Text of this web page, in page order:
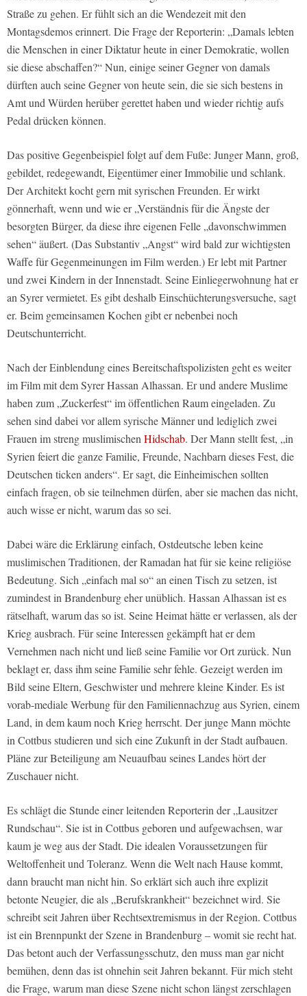
Straße zu gehen. Er fühlt sich an die Wendezeit mit den
Montagsdemos erinnert. Die Frage der Reporterin: „Damals lebten
die Menschen in einer Diktatur heute in einer Demokratie, wollen
sie diese abschaffen?“ Nun, einige seiner Gegner von damals
dürften auch seine Gegner von heute sein, die sie sich bestens in
Amt und Würden herüber gerettet haben und wieder richtig aufs
Pedal drücken können.
Das positive Gegenbeispiel folgt auf dem Fuße: Junger Mann, groß,
gebildet, redegewandt, Eigentümer einer Immobilie und schlank.
Der Architekt kocht gern mit syrischen Freunden. Er wirkt
gönnerhaft, wenn und wie er „Verständnis für die Ängste der
besorgten Bürger, da diese ihre eigenen Felle „davonschwimmen
sehen“ äußert. (Das Substantiv „Angst“ wird bald zur wichtigsten
Waffe für Gegenmeinungen im Film werden.) Er lebt mit Partner
und zwei Kindern in der Innenstadt. Seine Einliegerwohnung hat er
an Syrer vermietet. Es gibt deshalb Einschüchterungsversuche, sagt
er. Beim gemeinsamen Kochen gibt er nebenbei noch
Deutschunterricht.
Nach der Einblendung eines Bereitschaftspolizisten geht es weiter
im Film mit dem Syrer Hassan Alhassan. Er und andere Muslime
haben zum „Zuckerfest“ im öffentlichen Raum eingeladen. Zu
sehen sind dabei vor allem syrische Männer und lediglich zwei
Frauen im streng muslimischenHidschab. Der Mann stellt fest, „in
Syrien feiert die ganze Familie, Freunde, Nachbarn dieses Fest, die
Deutschen ticken anders“. Er sagt, die Einheimischen sollten
einfach fragen, ob sie teilnehmen dürfen, aber sie machen das nicht,
auch wisse er nicht, warum das so sei.
Dabei wäre die Erklärung einfach, Ostdeutsche leben keine
muslimischen Traditionen, der Ramadan hat für sie keine religiöse
Bedeutung. Sich „einfach mal so“ an einen Tisch zu setzen, ist
zumindest in Brandenburg eher unüblich. Hassan Alhassan ist es
rätselhaft, warum das so ist. Seine Heimat hätte er verlassen, als der
Krieg ausbrach. Für seine Interessen gekämpft hat er dem
Vernehmen nach nicht und ließ seine Familie vor Ort zurück. Nun
beklagt er, dass ihm seine Familie sehr fehle. Gezeigt werden im
Bild seine Eltern, Geschwister und mehrere kleine Kinder. Es ist
vorab-mediale Werbung für den Familiennachzug aus Syrien, einem
Land, in dem kaum noch Krieg herrscht. Der junge Mann möchte
in Cottbus studieren und sich eine Zukunft in der Stadt aufbauen.
Pläne zur Beteiligung am Neuaufbau seines Landes hört der
Zuschauer nicht.
Es schlägt die Stunde einer leitenden Reporterin der „Lausitzer
Rundschau“. Sie ist in Cottbus geboren und aufgewachsen, war
kaum je weg aus der Stadt. Die idealen Voraussetzungen für
Weltoffenheit und Toleranz. Wenn die Welt nach Hause kommt,
dann braucht man nicht hin. So erklärt sich auch ihre explizit
betonte Neugier, die als „Berufskrankheit“ bezeichnet wird. Sie
schreibt seit Jahren über Rechtsextremismus in der Region. Cottbus
ist ein Brennpunkt der Szene in Brandenburg – womit sie recht hat.
Das betont auch der Verfassungsschutz, den muss man gar nicht
bemühen, denn das ist ohnehin seit Jahren bekannt. Für mich steht
die Frage, warum man diese Szene nicht schon längst zerschlagen